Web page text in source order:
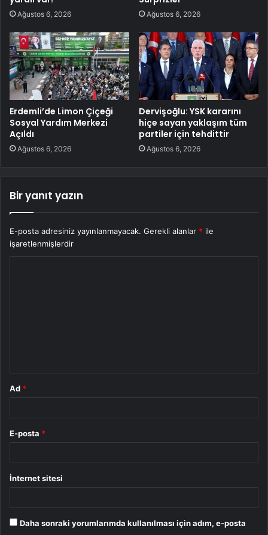
Ağustos 6, 2026 Ağustos 6, 2026
Erdemli’de Limon Çiçeği
Sosyal Yardım Merkezi
Açıldı
Ağustos 6, 2026
Dervişoğlu: YSK kararını
hiçe sayan yaklaşım tüm
partiler için tehdittir
Ağustos 6, 2026
Bir yanıt yazın
E-posta adresiniz yayınlanmayacak. Gerekli alanlar * ile
işaretlenmişlerdir
Ad *
E-posta *
İnternet sitesi
Daha sonraki yorumlarımda kullanılması için adım, e-posta